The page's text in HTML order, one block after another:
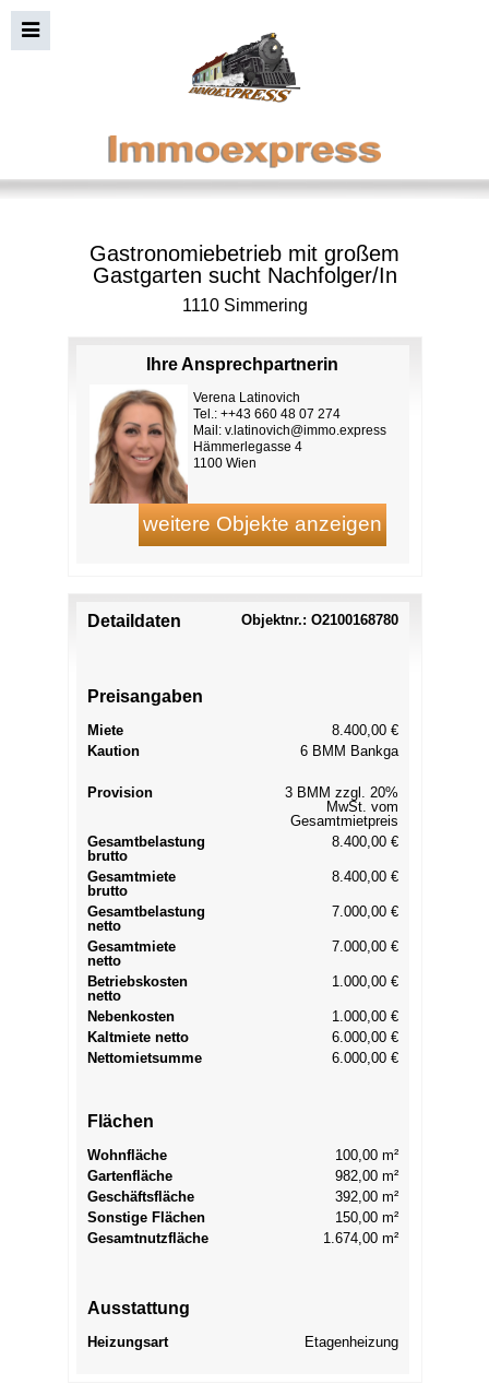
Gastronomiebetrieb mit großem
Gastgarten sucht Nachfolger/In
1110 Simmering
Ihre Ansprechpartnerin
Verena Latinovich
Tel.: ++43 660 48 07 274
Mail: v.latinovich@immo.express
Hämmerlegasse 4
1100 Wien
Detaildaten Objektnr.: O2100168780
Preisangaben
Miete
8.400,00 €
Kaution
6 BMM Bankga
Provision
3 BMM zzgl. 20%
MwSt. vom
Gesamtmietpreis
Gesamtbelastung
brutto
8.400,00 €
Gesamtmiete
brutto
8.400,00 €
Gesamtbelastung
netto
7.000,00 €
Gesamtmiete
netto
7.000,00 €
Betriebskosten
netto
1.000,00 €
Nebenkosten
1.000,00 €
Kaltmiete netto
6.000,00 €
Nettomietsumme
6.000,00 €
Flächen
Wohnfläche
100,00 m²
Gartenfläche
982,00 m²
Geschäftsfläche
392,00 m²
Sonstige Flächen
150,00 m²
Gesamtnutzfläche
1.674,00 m²
Ausstattung
Heizungsart Etagenheizung